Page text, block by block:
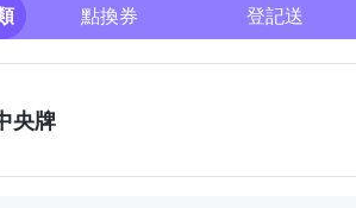
點換券 登記送
央牌